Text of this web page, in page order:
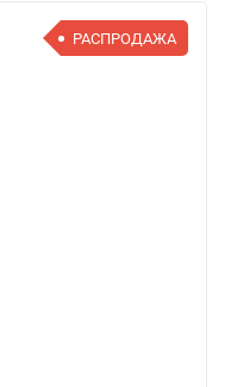
РАСПРОДАЖА